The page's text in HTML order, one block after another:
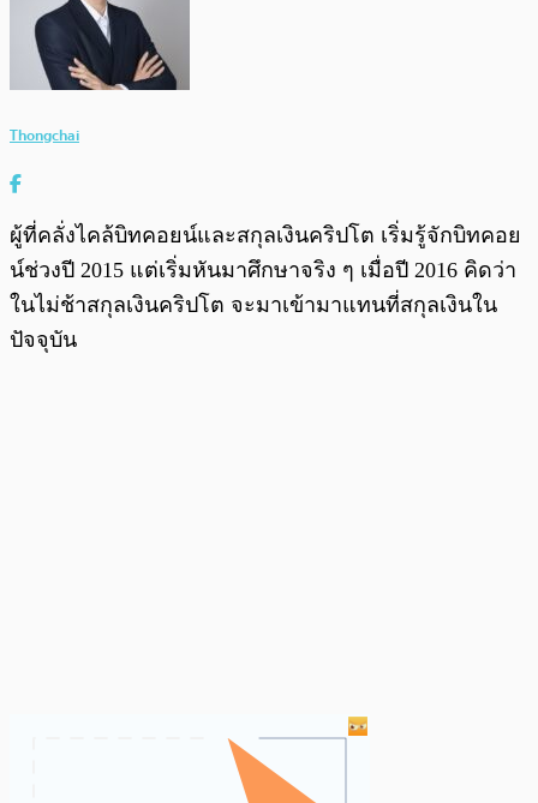
Thongchai
ผู้ที่คลั่งไคล้บิทคอยน์และสกุลเงินคริปโต เริ่มรู้จักบิทคอย
น์ช่วงปี 2015 แต่เริ่มหันมาศึกษาจริง ๆ เมื่อปี 2016 คิดว่า
ในไม่ช้าสกุลเงินคริปโต จะมาเข้ามาแทนที่สกุลเงินใน
ปัจจุบัน